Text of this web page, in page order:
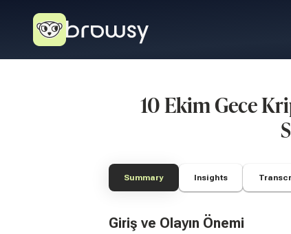
10 Ekim Gece
Summary Insights
Giriş ve Olayın Önemi